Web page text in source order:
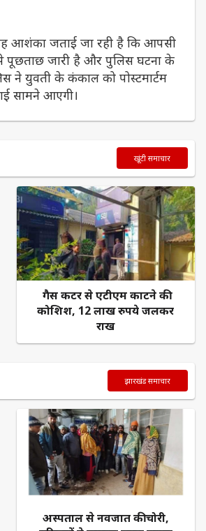
आशंका जताई जा रही है कि आपसी
पूछताछ जारी है और पुलिस घटना के
ने युवती के कंकाल को पोस्टमार्टम
सामने आएगी।
खूंटी समाचार
गैस कटर से एटीएम काटने की
कोशिश, 12 लाख रुपये जलकर
राख
झारखंड समाचार
अस्पताल से नवजात की चोरी,